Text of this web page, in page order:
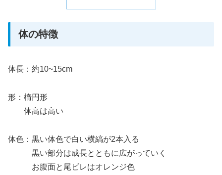
体の特徴
体長：約10~15cm
形：楕円形
体高は高い
体色：黒い体色で白い横縞が2本入る
黒い部分は成長とともに広がっていく
お腹面と尾ビレはオレンジ色